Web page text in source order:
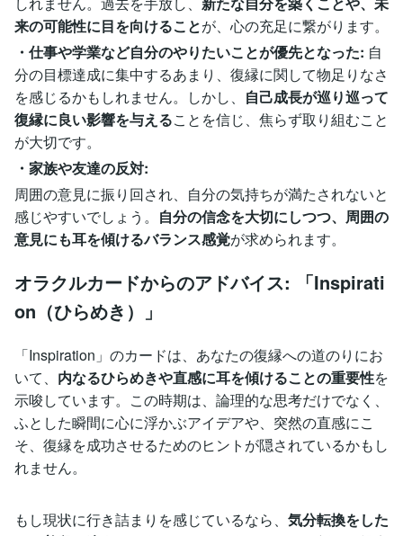
来の可能性に目を向けることが、心の充足に繋がります。
・仕事や学業など自分のやりたいことが優先となった: 自
分の目標達成に集中するあまり、復縁に関して物足りなさ
を感じるかもしれません。しかし、 自己成長が巡り巡って
復縁に良い影響を与えることを信じ、焦らず取り組むこと
が大切です。
・家族や友達の反対:
周囲の意見に振り回され、自分の気持ちが満たされないと
感じやすいでしょう。 自分の信念を大切にしつつ、周囲の
意見にも耳を傾けるバランス感覚が求められます。
オラクルカードからのアドバイス: 「Inspirati
on（ひらめき）」
「Inspiration」のカードは、あなたの復縁への道のりにお
いて、 内なるひらめきや直感に耳を傾けることの重要性を
示唆しています。この時期は、論理的な思考だけでなく、
ふとした瞬間に心に浮かぶアイデアや、突然の直感にこ
そ、復縁を成功させるためのヒントが隠されているかもし
れません。
もし現状に行き詰まりを感じているなら、 気分転換をした